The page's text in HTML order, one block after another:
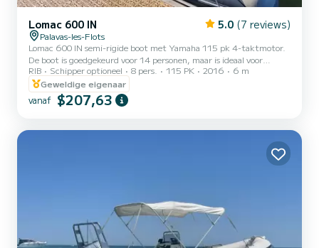
Lomac 600 IN 5.0 (7 reviews)
Palavas-les-Flots
Lomac 600 IN semi-rigide boot met Yamaha 115 pk 4-taktmotor.
De boot is goedgekeurd voor 14 personen, maar is ideaal voor
maximaal 8 personen. Perfect voor anker op het strand en
gesleepte sporten. Recente en zeer zuinige motor, hydraulische
besturing. De boot staat bekend om zijn gedrag op zee en is
uitgerust met: -een bimini (zonwering), - talrijke opbergboxen, -
een rolbeugel opvouwbaar, -talrijke hengelhouders. Het heeft...
RIB Schipper optioneel 8 pers. 115 PK 2016
6 m
Geweldige eigenaar
vanaf $207,63